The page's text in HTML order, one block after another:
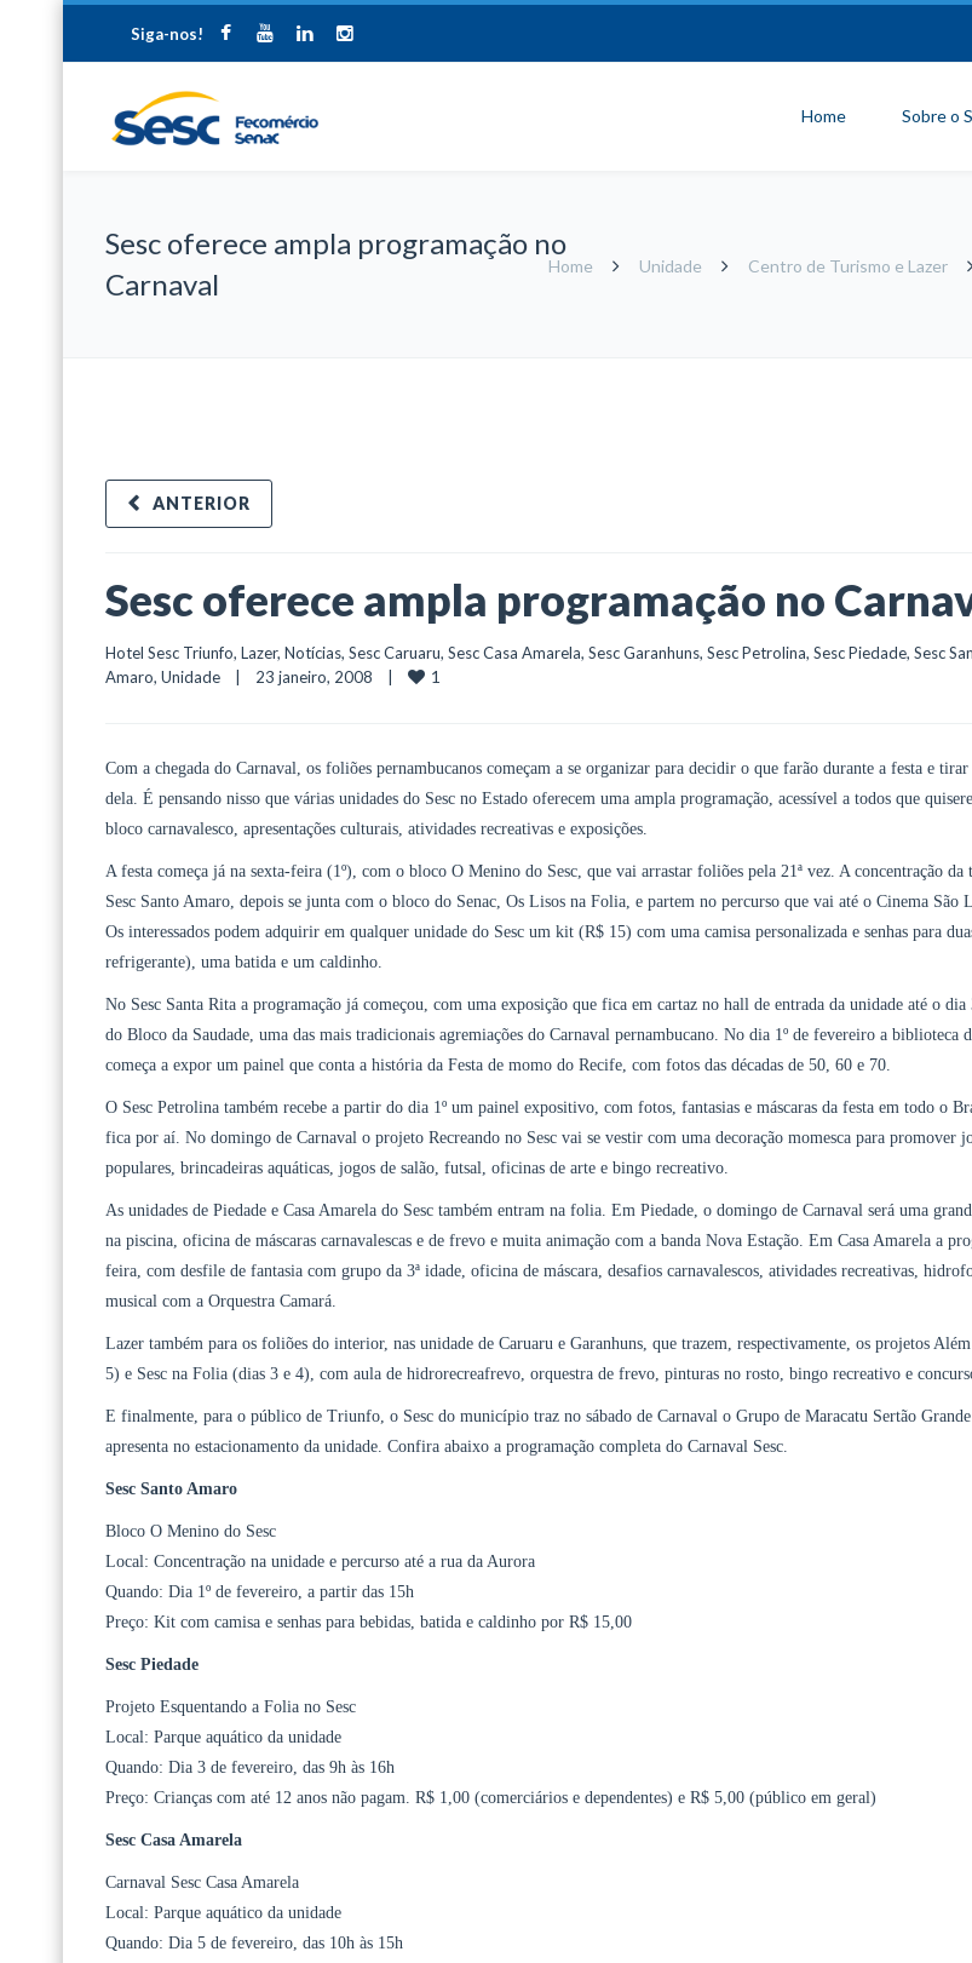
Siga-nos!
Home Sobre o
Sesc oferece ampla programação no
Carnaval
Home Unidade Centro de Turismo e Lazer
ANTERIOR
Sesc oferece ampla programação no
Hotel Sesc Triunfo, Lazer, Notícias, Sesc Caruaru, Sesc Casa Amarela, Sesc Garanhuns, Sesc Petrolina, Sesc Piedade, Sesc
Amaro, Unidade
    |    23 janeiro, 2008    |
1
Com a chegada do Carnaval, os foliões pernambucanos começam a se organizar para decidir o que farão durante a festa e
dela. É pensando nisso que várias unidades do Sesc no Estado oferecem uma ampla programação, acessível a todos que
bloco carnavalesco, apresentações culturais, atividades recreativas e exposições.
A festa começa já na sexta-feira (1º), com o bloco O Menino do Sesc, que vai arrastar foliões pela 21ª vez. A concentração da
Sesc Santo Amaro, depois se junta com o bloco do Senac, Os Lisos na Folia, e partem no percurso que vai até o Cinema São
Os interessados podem adquirir em qualquer unidade do Sesc um kit (R$ 15) com uma camisa personalizada e senhas para
refrigerante), uma batida e um caldinho.
No Sesc Santa Rita a programação já começou, com uma exposição que fica em cartaz no hall de entrada da unidade até o
do Bloco da Saudade, uma das mais tradicionais agremiações do Carnaval pernambucano. No dia 1º de fevereiro a biblioteca
começa a expor um painel que conta a história da Festa de momo do Recife, com fotos das décadas de 50, 60 e 70.
O Sesc Petrolina também recebe a partir do dia 1º um painel expositivo, com fotos, fantasias e máscaras da festa em todo o
fica por aí. No domingo de Carnaval o projeto Recreando no Sesc vai se vestir com uma decoração momesca para promover
populares, brincadeiras aquáticas, jogos de salão, futsal, oficinas de arte e bingo recreativo.
As unidades de Piedade e Casa Amarela do Sesc também entram na folia. Em Piedade, o domingo de Carnaval será uma
na piscina, oficina de máscaras carnavalescas e de frevo e muita animação com a banda Nova Estação. Em Casa Amarela a
feira, com desfile de fantasia com grupo da 3ª idade, oficina de máscara, desafios carnavalescos, atividades recreativas,
musical com a Orquestra Camará.
Lazer também para os foliões do interior, nas unidade de Caruaru e Garanhuns, que trazem, respectivamente, os projetos
5) e Sesc na Folia (dias 3 e 4), com aula de hidrorecreafrevo, orquestra de frevo, pinturas no rosto, bingo recreativo e
E finalmente, para o público de Triunfo, o Sesc do município traz no sábado de Carnaval o Grupo de Maracatu Sertão
apresenta no estacionamento da unidade. Confira abaixo a programação completa do Carnaval Sesc.
Sesc Santo Amaro
Bloco O Menino do Sesc
Local: Concentração na unidade e percurso até a rua da Aurora
Quando: Dia 1º de fevereiro, a partir das 15h
Preço: Kit com camisa e senhas para bebidas, batida e caldinho por R$ 15,00
Sesc Piedade
Projeto Esquentando a Folia no Sesc
Local: Parque aquático da unidade
Quando: Dia 3 de fevereiro, das 9h às 16h
Preço: Crianças com até 12 anos não pagam. R$ 1,00 (comerciários e dependentes) e R$ 5,00 (público em geral)
Sesc Casa Amarela
Carnaval Sesc Casa Amarela
Local: Parque aquático da unidade
Quando: Dia 5 de fevereiro, das 10h às 15h